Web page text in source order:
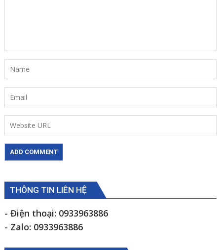
THÔNG TIN LIÊN HỆ
- Điện thoại: 0933963886
- Zalo: 0933963886